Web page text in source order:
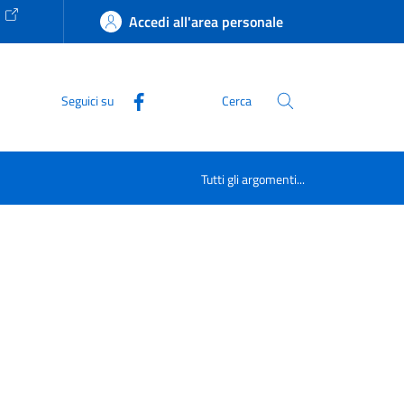
Accedi all'area personale
Seguici su Cerca
Tutti gli argomenti...